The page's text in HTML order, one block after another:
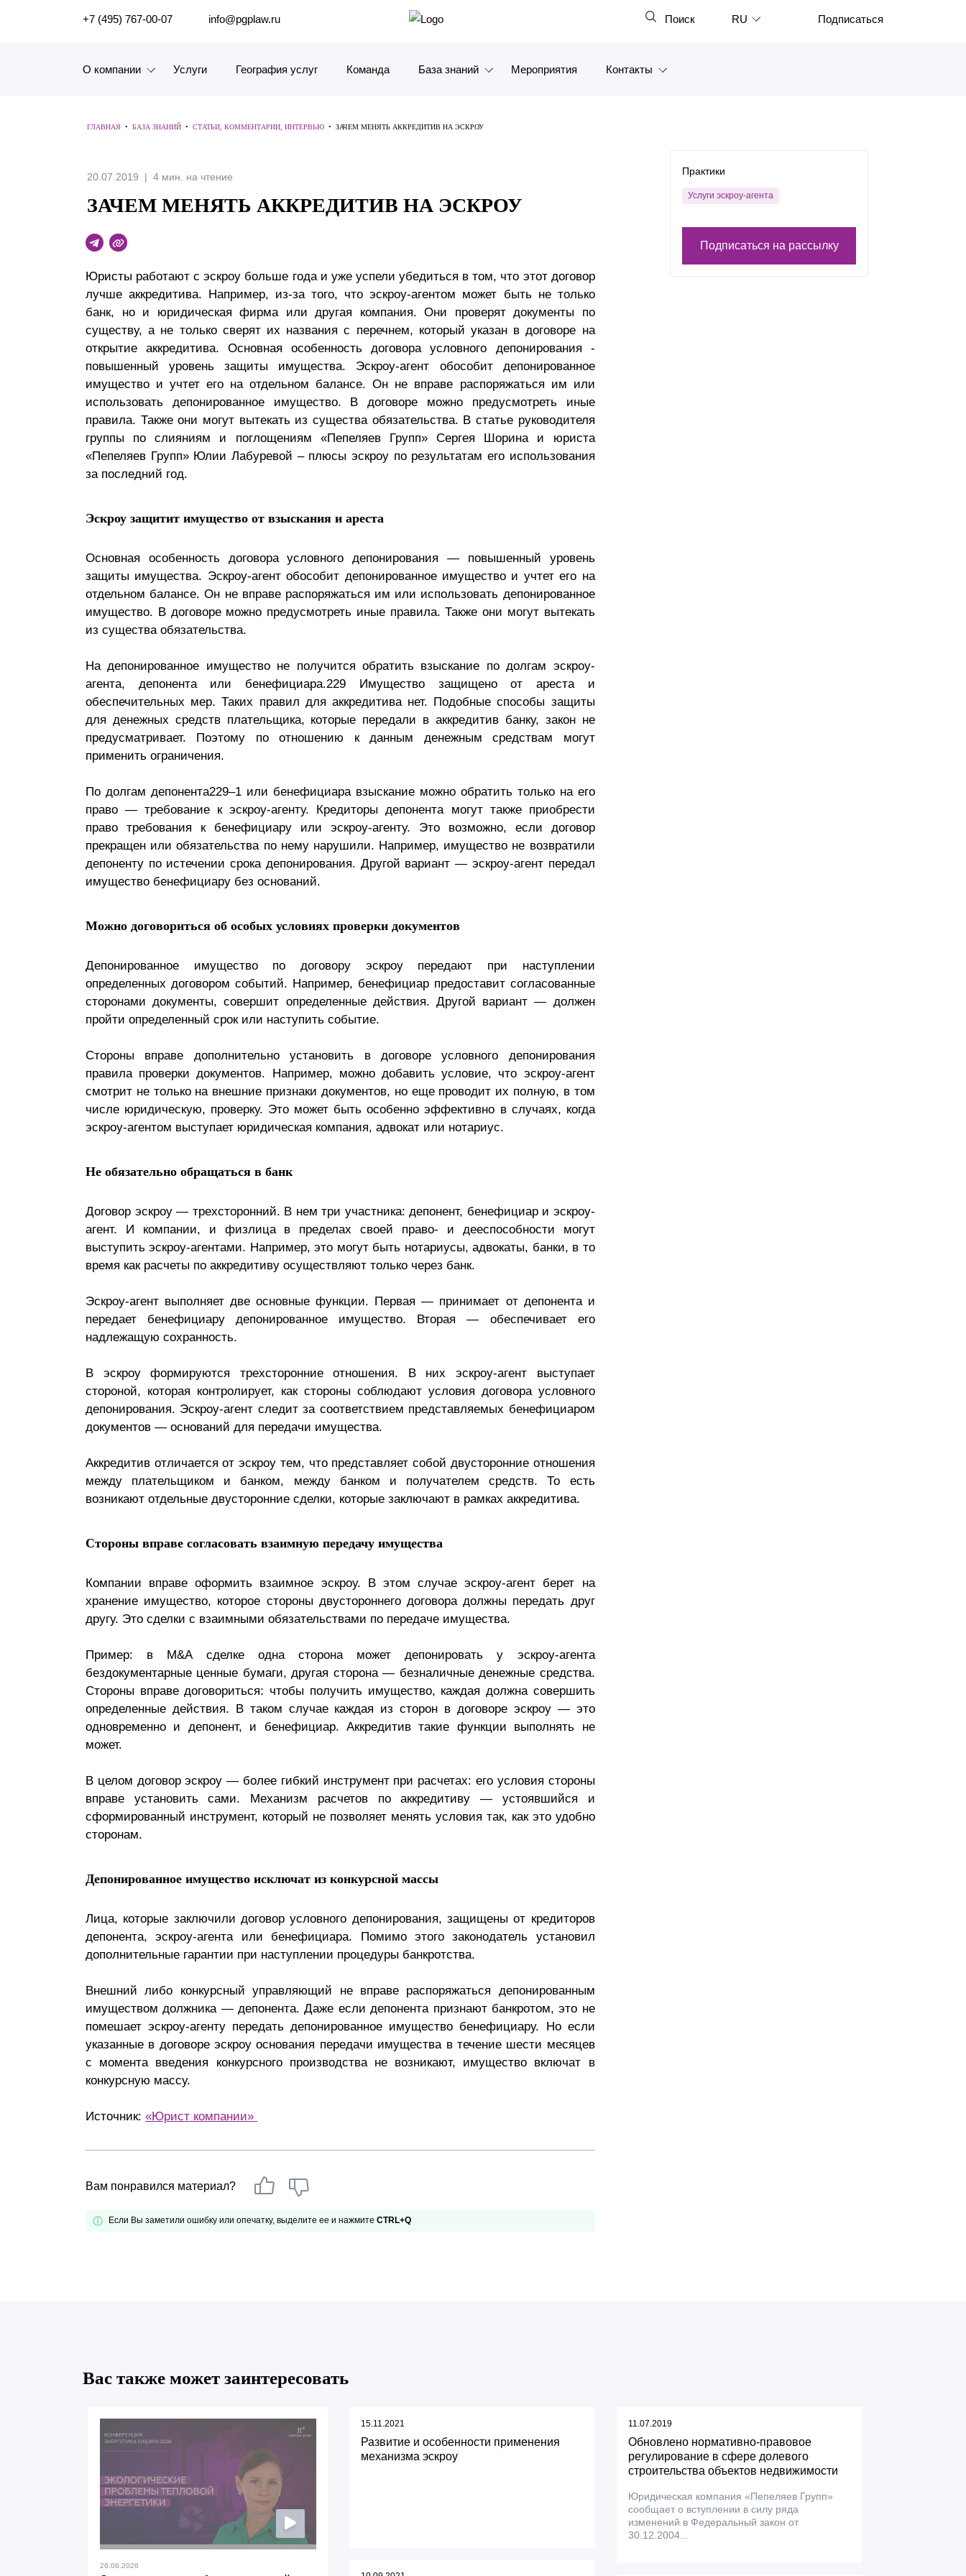
ПОИСК ПО САЙТУ Закрыть
+7 (495) 767-00-07 info@pgplaw.ru Поиск RU
Español
日本語
Подписаться
О компании
Наш опыт
Рейтинги, Награды, Цифры
Новости
Карьера
История компании
Почему «Пепеляев Групп»?
Обращение Управляющего
Партнера
Социальная
ответственность
Услуги География услуг Команда База знаний
Видео
Журналы
Антикризисный инфопортал
Презентации экспертов
Брошюры
Мероприятия Контакты
ГЛАВНАЯ • БАЗА ЗНАНИЙ • СТАТЬИ, КОММЕНТАРИИ, ИНТЕРВЬЮ • ЗАЧЕМ МЕНЯТЬ АККРЕДИТИВ НА ЭСКРОУ
20.07.2019 4 мин. на чтение
ЗАЧЕМ МЕНЯТЬ АККРЕДИТИВ НА ЭСКРОУ
Юристы работают с эскроу больше года и уже успели убедиться в том, что этот договор
лучше аккредитива. Например, из-за того, что эскроу-агентом может быть не только
банк, но и юридическая фирма или другая компания. Они проверят документы по
существу, а не только сверят их названия с перечнем, который указан в договоре на
открытие аккредитива. Основная особенность договора условного депонирования -
повышенный уровень защиты имущества. Эскроу-агент обособит депонированное
имущество и учтет его на отдельном балансе. Он не вправе распоряжаться им или
использовать депонированное имущество. В договоре можно предусмотреть иные
правила. Также они могут вытекать из существа обязательства. В статье руководителя
группы по слияниям и поглощениям «Пепеляев Групп» Сергея Шорина и юриста
«Пепеляев Групп» Юлии Лабуревой – плюсы эскроу по результатам его использования
за последний год.
Эскроу защитит имущество от взыскания и ареста
Основная особенность договора условного депонирования — повышенный уровень
защиты имущества. Эскроу-агент обособит депонированное имущество и учтет его на
отдельном балансе. Он не вправе распоряжаться им или использовать депонированное
имущество. В договоре можно предусмотреть иные правила. Также они могут вытекать
из существа обязательства.
На депонированное имущество не получится обратить взыскание по долгам эскроу-
агента, депонента или бенефициара.229 Имущество защищено от ареста и
обеспечительных мер. Таких правил для аккредитива нет. Подобные способы защиты
для денежных средств плательщика, которые передали в аккредитив банку, закон не
предусматривает. Поэтому по отношению к данным денежным средствам могут
применить ограничения.
По долгам депонента229–1 или бенефициара взыскание можно обратить только на его
право — требование к эскроу-агенту. Кредиторы депонента могут также приобрести
право требования к бенефициару или эскроу-агенту. Это возможно, если договор
прекращен или обязательства по нему нарушили. Например, имущество не возвратили
депоненту по истечении срока депонирования. Другой вариант — эскроу-агент передал
имущество бенефициару без оснований.
Можно договориться об особых условиях проверки документов
Депонированное имущество по договору эскроу передают при наступлении
определенных договором событий. Например, бенефициар предоставит согласованные
сторонами документы, совершит определенные действия. Другой вариант — должен
пройти определенный срок или наступить событие.
Стороны вправе дополнительно установить в договоре условного депонирования
правила проверки документов. Например, можно добавить условие, что эскроу-агент
смотрит не только на внешние признаки документов, но еще проводит их полную, в том
числе юридическую, проверку. Это может быть особенно эффективно в случаях, когда
эскроу-агентом выступает юридическая компания, адвокат или нотариус.
Не обязательно обращаться в банк
Договор эскроу — трехсторонний. В нем три участника: депонент, бенефициар и эскроу-
агент. И компании, и физлица в пределах своей право- и дееспособности могут
выступить эскроу-агентами. Например, это могут быть нотариусы, адвокаты, банки, в то
время как расчеты по аккредитиву осуществляют только через банк.
Эскроу-агент выполняет две основные функции. Первая — принимает от депонента и
передает бенефициару депонированное имущество. Вторая — обеспечивает его
надлежащую сохранность.
В эскроу формируются трехсторонние отношения. В них эскроу-агент выступает
стороной, которая контролирует, как стороны соблюдают условия договора условного
депонирования. Эскроу-агент следит за соответствием представляемых бенефициаром
документов — оснований для передачи имущества.
Аккредитив отличается от эскроу тем, что представляет собой двусторонние отношения
между плательщиком и банком, между банком и получателем средств. То есть
возникают отдельные двусторонние сделки, которые заключают в рамках аккредитива.
Стороны вправе согласовать взаимную передачу имущества
Компании вправе оформить взаимное эскроу. В этом случае эскроу-агент берет на
хранение имущество, которое стороны двустороннего договора должны передать друг
другу. Это сделки с взаимными обязательствами по передаче имущества.
Пример: в M&A сделке одна сторона может депонировать у эскроу-агента
бездокументарные ценные бумаги, другая сторона — безналичные денежные средства.
Стороны вправе договориться: чтобы получить имущество, каждая должна совершить
определенные действия. В таком случае каждая из сторон в договоре эскроу — это
одновременно и депонент, и бенефициар. Аккредитив такие функции выполнять не
может.
В целом договор эскроу — более гибкий инструмент при расчетах: его условия стороны
вправе установить сами. Механизм расчетов по аккредитиву — устоявшийся и
сформированный инструмент, который не позволяет менять условия так, как это удобно
сторонам.
Депонированное имущество исключат из конкурсной массы
Лица, которые заключили договор условного депонирования, защищены от кредиторов
депонента, эскроу-агента или бенефициара. Помимо этого законодатель установил
дополнительные гарантии при наступлении процедуры банкротства.
Внешний либо конкурсный управляющий не вправе распоряжаться депонированным
имуществом должника — депонента. Даже если депонента признают банкротом, это не
помешает эскроу-агенту передать депонированное имущество бенефициару. Но если
указанные в договоре эскроу основания передачи имущества в течение шести месяцев
с момента введения конкурсного производства не возникают, имущество включат в
конкурсную массу.
Источник: «Юрист компании»
Вам понравился материал?
Если Вы заметили ошибку или опечатку, выделите ее и нажмите CTRL+Q
Практики
Услуги эскроу-агента
Подписаться на рассылку
Вас также может заинтересовать
26.06.2026
15.11.2021
Развитие и особенности применения
механизма эскроу
11.07.2019
Обновлено нормативно-правовое
регулирование в сфере долевого
строительства объектов недвижимости
Юридическая компания «Пепеляев Групп»
сообщает о вступлении в силу ряда
изменений в Федеральный закон от
30.12.2004...